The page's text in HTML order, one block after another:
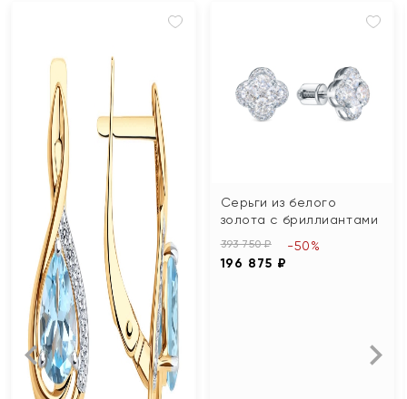
Серьги из белого
золота с бриллиантами
393 750 ₽
196 875 ₽
-50%